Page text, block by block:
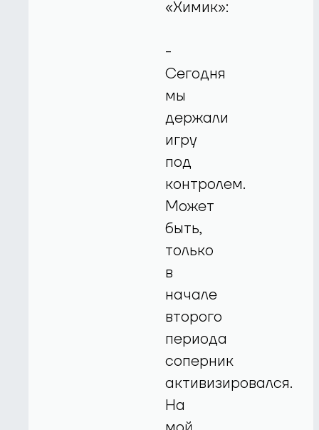
«Химик»:
-
Сегодня
мы
держали
игру
под
контролем.
Может
быть,
только
в
начале
второго
периода
соперник
активизировался.
На